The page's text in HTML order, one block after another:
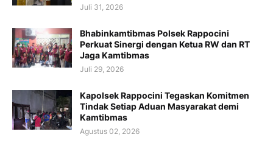
Juli 31, 2026
Bhabinkamtibmas Polsek Rappocini
Perkuat Sinergi dengan Ketua RW dan RT
Jaga Kamtibmas
Juli 29, 2026
Kapolsek Rappocini Tegaskan Komitmen
Tindak Setiap Aduan Masyarakat demi
Kamtibmas
Agustus 02, 2026